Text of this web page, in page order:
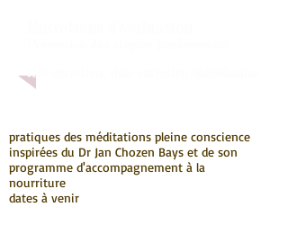
télé-entretien, visio-entretien individualisé
pratiques des méditations pleine conscience
inspirées du Dr Jan Chozen Bays et de son
programme d'accompagnement à la
nourriture
dates à venir